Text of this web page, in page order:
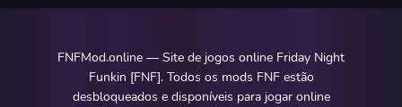
FNFMod.online — Site de jogos online Friday Night
Funkin [FNF]. Todos os mods FNF estão
desbloqueados e disponíveis para jogar online